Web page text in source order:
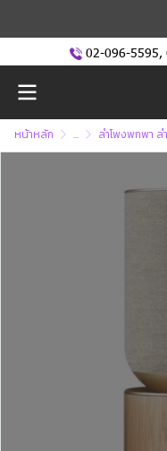
02-096-5595,
หน้าหลัก ... ลำโพงพกพา ล